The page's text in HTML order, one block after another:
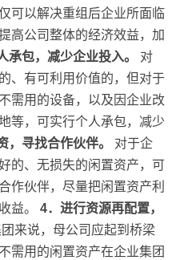
可以解决重组后企业所面临
高公司整体的经济效益，加
承包，减少企业投入。
对
、有可利用价值的，但对于
需用的设备，以及因企业改
等，可实行个人承包，减少
，寻找合作伙伴。
对于企
的、无损失的闲置资产，可
作伙伴，尽量把闲置资产利
益。 4．进行资源再配置，
来说，母公司应起到桥梁
需用的闲置资产在企业集团